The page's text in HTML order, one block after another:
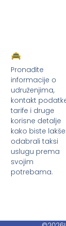
Pronađite
informacije o
udruženjima,
kontakt
tarife i druge
korisne detalje
kako biste lakše
odabrali taksi
uslugu prema
svojim
potrebama.